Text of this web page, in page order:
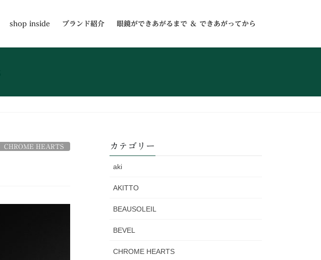
shop inside ブランド紹介 眼鏡ができあがるまで ＆ できあがってから
CHROME HEARTS カテゴリー
aki
AKITTO
BEAUSOLEIL
BEVEL
CHROME HEARTS